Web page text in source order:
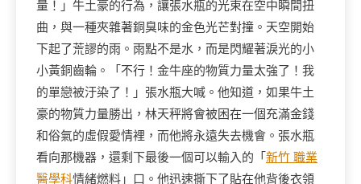
量！」牛土豪的行為，讓張水瓶的光束在空中瞬間扭
曲，與一種夾雜著銅臭味的金色光芒對撞。天空開始
下起了荒謬的雨。雨點不是水，而是閃耀著淚光的小
小黃銅齒輪。「不行！金牛座的物質力量太強了！我
的單戀被汙染了！」張水瓶大喊。他知道，如果牛土
豪的物質力量勝出，林天秤將會被困在一個充滿金錢
和俗氣的虛假愛情裡，而他將永遠失去機會。張水瓶
看向那機器，還剩下最後一個可以輸入的「 新竹 職業
醫學科情緒燃料」口。他迅速撕下了貼在他背後衣領